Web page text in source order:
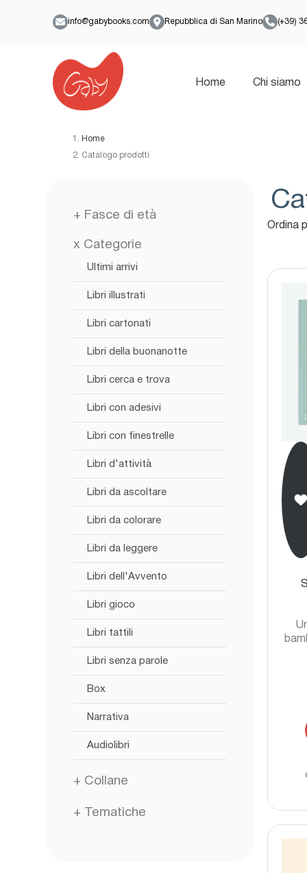
info@gabybooks.com Repubblica di San Marino (+39)
Home Chi siamo
Home
Catalogo prodotti
+ Fasce di età
x Categorie
Ultimi arrivi
Libri illustrati
Libri cartonati
Libri della buonanotte
Libri cerca e trova
Libri con adesivi
Libri con finestrelle
Libri d'attività
Libri da ascoltare
Libri da colorare
Libri da leggere
Libri dell'Avvento
Libri gioco
Libri tattili
Libri senza parole
Box
Narrativa
Audiolibri
+ Collane
+ Tematiche
Ordina